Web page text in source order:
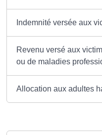
Indemnité versée aux
Revenu versé aux
ou de maladies
Allocation aux adultes